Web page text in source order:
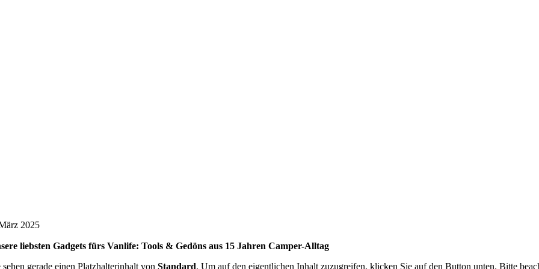
2025
liebsten Gadgets fürs Vanlife: Tools & Gedöns aus 15 Jahren Camper-Alltag
sehen gerade einen Platzhalterinhalt vonStandard. Um auf den eigentlichen Inhalt zuzugreifen, klicken Sie auf den Button unten. Bitte